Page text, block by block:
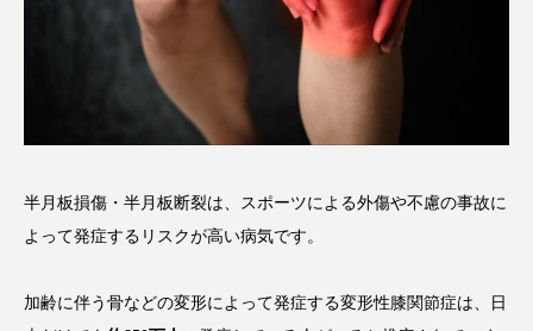
半月板損傷・半月板断裂は、スポーツによる外傷や不慮の事故に
よって発症するリスクが高い病気です。
加齢に伴う骨などの変形によって発症する変形性膝関節症は、日